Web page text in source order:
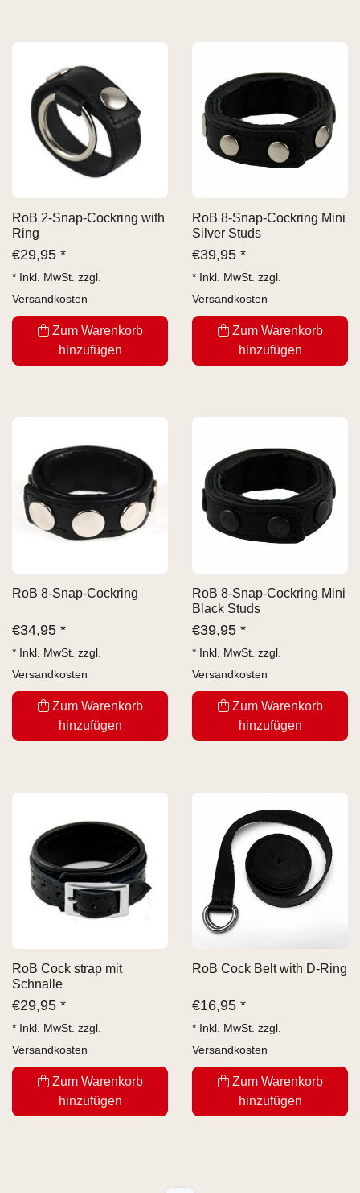
RoB 2-Snap-Cockring with
Ring
€29,95 *
* Inkl. MwSt. zzgl.
Versandkosten
Zum Warenkorb
hinzufügen
RoB 8-Snap-Cockring Mini
Silver Studs
€39,95 *
* Inkl. MwSt. zzgl.
Versandkosten
Zum Warenkorb
hinzufügen
RoB 8-Snap-Cockring
€34,95 *
* Inkl. MwSt. zzgl.
Versandkosten
Zum Warenkorb
hinzufügen
RoB 8-Snap-Cockring Mini
Black Studs
€39,95 *
* Inkl. MwSt. zzgl.
Versandkosten
Zum Warenkorb
hinzufügen
RoB Cock strap mit
Schnalle
€29,95 *
* Inkl. MwSt. zzgl.
Versandkosten
Zum Warenkorb
hinzufügen
RoB Cock Belt with D-Ring
€16,95 *
* Inkl. MwSt. zzgl.
Versandkosten
Zum Warenkorb
hinzufügen